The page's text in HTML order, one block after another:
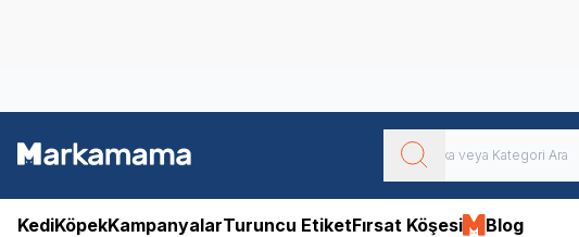
KediKöpekKampanyalarTuruncu EtiketFırsat Köşesi Blog